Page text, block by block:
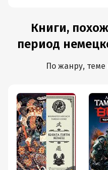
Книги,
период
По жанру,